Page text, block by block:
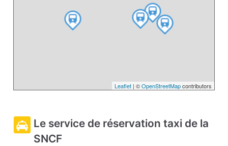
Leaflet| ©OpenStreetMapcontributors
Le service de réservation taxi de la
SNCF